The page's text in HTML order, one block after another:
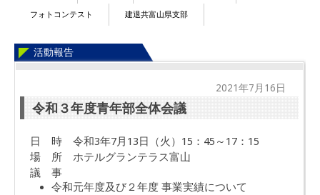
フォトコンテスト 建退共富山県支部
活動報告
2021年7月16日
令和３年度青年部全体会議
日 時 令和3年7月13日（火）15：45～17：15
場 所 ホテルグランテラス富山
議 事
令和元年度及び２年度 事業実績について